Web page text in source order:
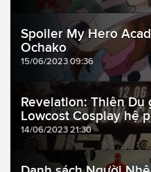
Spoiler My Hero
Ochako
15/06/2023 09:36
Revelation: Thiên
Lowcost Cosplay hệ
14/06/2023 21:30